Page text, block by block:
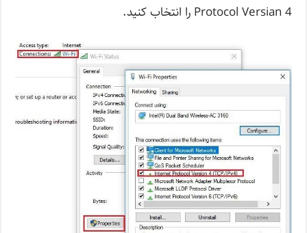
Protocol Versian 4 را انتخاب کنید.